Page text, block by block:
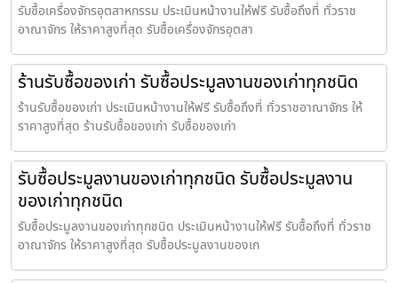
รับซื้อเครื่องจักรอุตสาหกรรม ประเมินหน้างานให้ฟรี รับซื้อถึงที่ ทั่วราช
อาณาจักร ให้ราคาสูงที่สุด รับซื้อเครื่องจักรอุตสา
ร้านรับซื้อของเก่า รับซื้อประมูลงานของเก่าทุกชนิด
ร้านรับซื้อของเก่า ประเมินหน้างานให้ฟรี รับซื้อถึงที่ ทั่วราชอาณาจักร ให้
ราคาสูงที่สุด ร้านรับซื้อของเก่า รับซื้อของเก่า
รับซื้อประมูลงานของเก่าทุกชนิด รับซื้อประมูลงาน
ของเก่าทุกชนิด
รับซื้อประมูลงานของเก่าทุกชนิด ประเมินหน้างานให้ฟรี รับซื้อถึงที่ ทั่วราช
อาณาจักร ให้ราคาสูงที่สุด รับซื้อประมูลงานของเก